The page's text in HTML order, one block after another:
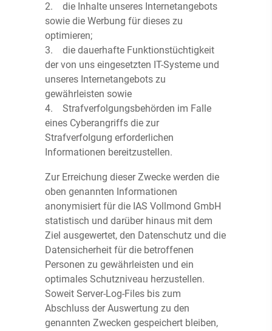
2. die Inhalte unseres Internetangebots
sowie die Werbung für dieses zu
optimieren;
3. die dauerhafte Funktionstüchtigkeit
der von uns eingesetzten IT-Systeme und
unseres Internetangebots zu
gewährleisten sowie
4. Strafverfolgungsbehörden im Falle
eines Cyberangriffs die zur
Strafverfolgung erforderlichen
Informationen bereitzustellen.
Zur Erreichung dieser Zwecke werden die
oben genannten Informationen
anonymisiert für die IAS Vollmond GmbH
statistisch und darüber hinaus mit dem
Ziel ausgewertet, den Datenschutz und die
Datensicherheit für die betroffenen
Personen zu gewährleisten und ein
optimales Schutzniveau herzustellen.
Soweit Server-Log-Files bis zum
Abschluss der Auswertung zu den
genannten Zwecken gespeichert bleiben,